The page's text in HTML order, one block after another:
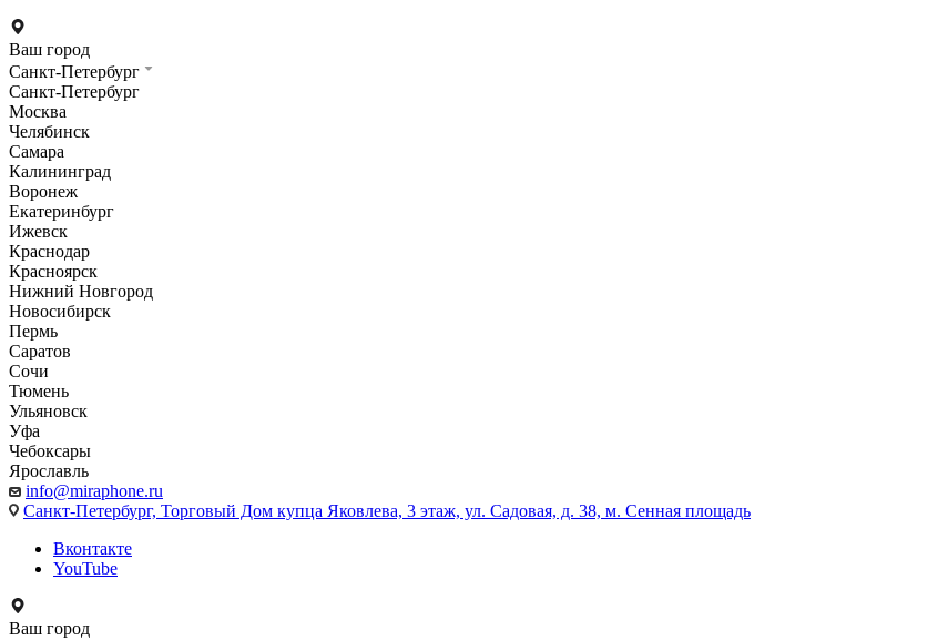
Ваш город
Санкт-Петербург
Санкт-Петербург
Москва
Челябинск
Самара
Калининград
Воронеж
Екатеринбург
Ижевск
Краснодар
Красноярск
Нижний Новгород
Новосибирск
Пермь
Саратов
Сочи
Тюмень
Ульяновск
Уфа
Чебоксары
Ярославль
info@miraphone.ru
Санкт-Петербург, Торговый Дом купца Яковлева, 3 этаж, ул. Садовая, д. 38, м. Сенная площадь
Вконтакте
YouTube
Ваш город